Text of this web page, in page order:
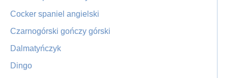
Cocker spaniel angielski
Czarnogórski gończy górski
Dalmatyńczyk
Dingo